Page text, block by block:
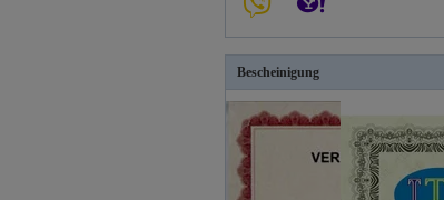
Bescheinigung